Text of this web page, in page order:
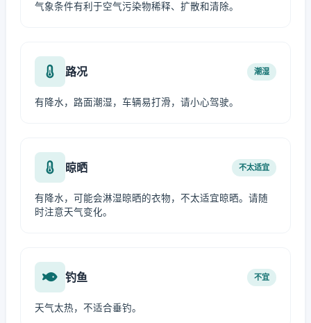
气象条件有利于空气污染物稀释、扩散和清除。
路况 潮湿
有降水，路面潮湿，车辆易打滑，请小心驾驶。
晾晒 不太适宜
有降水，可能会淋湿晾晒的衣物，不太适宜晾晒。请随
时注意天气变化。
钓鱼 不宜
天气太热，不适合垂钓。